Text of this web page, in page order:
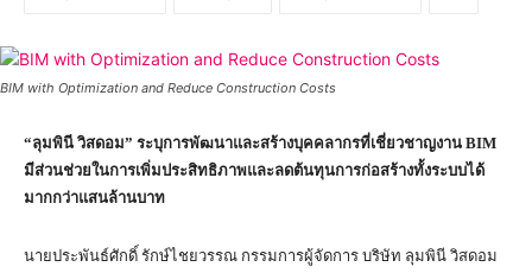
BIM with Optimization and Reduce Construction Costs
“ลุมพินี วิสดอม” ระบุการพัฒนาและสร้างบุคคลากรที่เชี่ยวชาญงาน BIM
มีส่วนช่วยในการเพิ่มประสิทธิภาพและลดต้นทุนการก่อสร้างทั้งระบบได้
มากกว่าแสนล้านบาท
นายประพันธ์ศักดิ์ รักษ์ไชยวรรณ กรรมการผู้จัดการ บริษัท ลุมพินี วิสดอม